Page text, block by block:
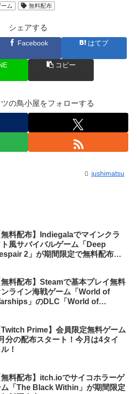
ム 無料配布
シェアする
Facebook はてブ
コピー
の鳥小屋をフォローする
jushimatsu
無料配布】Indiegalaでマインクラ
ト風サバイバルゲーム「Deep
2」が期間限定で無料配布中
無料配布】Steamで基本プレイ無料
ンライン海戦ゲーム「World of
」のDLC「World of
Twitch Prime】会員限定無料ゲーム
分の配布スタート！今月は4タイ
ル！
無料配布】itch.ioでサイコホラーゲ
ム「The Black Within」が期間限定